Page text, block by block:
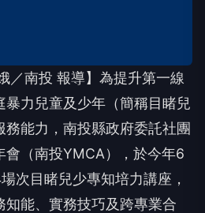
／南投 報導】為提升第一線
暴力兒童及少年（簡稱目睹兒
務能力，南投縣政府委託社團
會（南投YMCA），於今年6
次目睹兒少專知培力講座，
知能、實務技巧及跨專業合